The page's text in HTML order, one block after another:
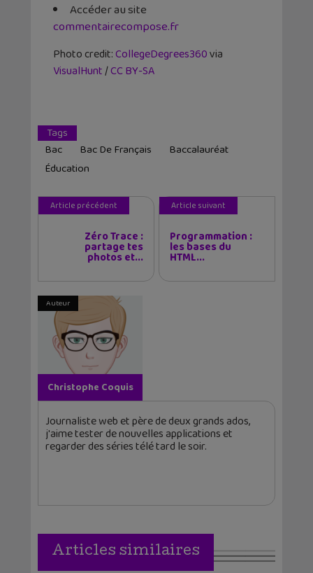
Accéder au site
commentairecompose.fr
Photo credit:CollegeDegrees360via
VisualHunt/CC BY-SA
Tags
Bac
Bac De Français
Baccalauréat
Éducation
Article précédent
Zéro Trace :
partage tes
photos et...
Article suivant
Programmation :
les bases du
HTML...
Auteur
Christophe Coquis
Journaliste web et père de deux grands ados,
j'aime tester de nouvelles applications et
regarder des séries télé tard le soir.
Articles similaires